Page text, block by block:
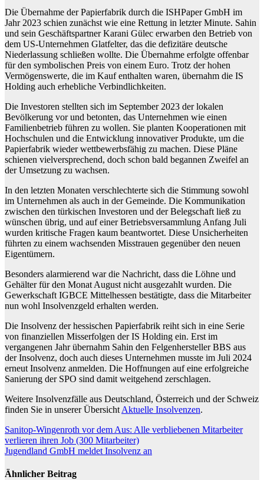
Die Übernahme der Papierfabrik durch die ISHPaper GmbH im
Jahr 2023 schien zunächst wie eine Rettung in letzter Minute. Sahin
und sein Geschäftspartner Karani Gülec erwarben den Betrieb von
dem US-Unternehmen Glatfelter, das die defizitäre deutsche
Niederlassung schließen wollte. Die Übernahme erfolgte offenbar
für den symbolischen Preis von einem Euro. Trotz der hohen
Vermögenswerte, die im Kauf enthalten waren, übernahm die IS
Holding auch erhebliche Verbindlichkeiten.
Die Investoren stellten sich im September 2023 der lokalen
Bevölkerung vor und betonten, das Unternehmen wie einen
Familienbetrieb führen zu wollen. Sie planten Kooperationen mit
Hochschulen und die Entwicklung innovativer Produkte, um die
Papierfabrik wieder wettbewerbsfähig zu machen. Diese Pläne
schienen vielversprechend, doch schon bald begannen Zweifel an
der Umsetzung zu wachsen.
In den letzten Monaten verschlechterte sich die Stimmung sowohl
im Unternehmen als auch in der Gemeinde. Die Kommunikation
zwischen den türkischen Investoren und der Belegschaft ließ zu
wünschen übrig, und auf einer Betriebsversammlung Anfang Juli
wurden kritische Fragen kaum beantwortet. Diese Unsicherheiten
führten zu einem wachsenden Misstrauen gegenüber den neuen
Eigentümern.
Besonders alarmierend war die Nachricht, dass die Löhne und
Gehälter für den Monat August nicht ausgezahlt wurden. Die
Gewerkschaft IGBCE Mittelhessen bestätigte, dass die Mitarbeiter
nun wohl Insolvenzgeld erhalten werden.
Die Insolvenz der hessischen Papierfabrik reiht sich in eine Serie
von finanziellen Misserfolgen der IS Holding ein. Erst im
vergangenen Jahr übernahm Sahin den Felgenhersteller BBS aus
der Insolvenz, doch auch dieses Unternehmen musste im Juli 2024
erneut Insolvenz anmelden. Die Hoffnungen auf eine erfolgreiche
Sanierung der SPO sind damit weitgehend zerschlagen.
Weitere Insolvenzfälle aus Deutschland, Österreich und der Schweiz
finden Sie in unserer Übersicht Aktuelle Insolvenzen.
Beitragsnavigation
Sanitop-Wingenroth vor dem Aus: Alle verbliebenen Mitarbeiter
verlieren ihren Job (300 Mitarbeiter)
Jugendland GmbH meldet Insolvenz an
Ähnlicher Beitrag